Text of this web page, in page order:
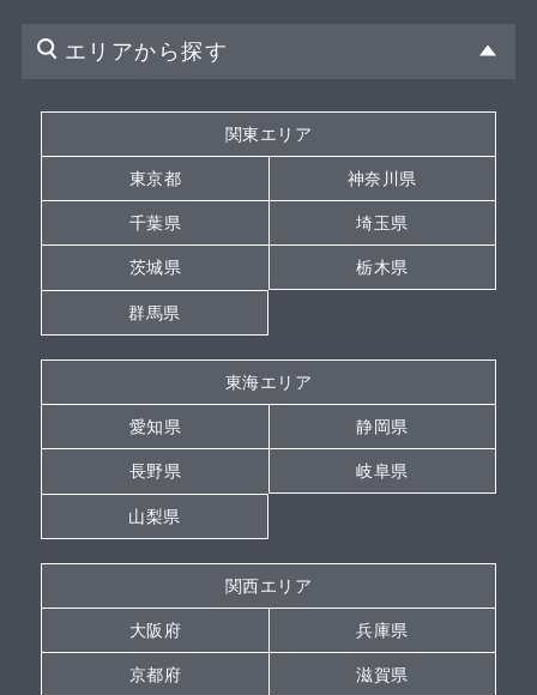
エリアから探す
関東エリア
東京都 神奈川県
千葉県 埼玉県
茨城県 栃木県
群馬県
東海エリア
愛知県 静岡県
長野県 岐阜県
山梨県
関西エリア
大阪府 兵庫県
京都府 滋賀県